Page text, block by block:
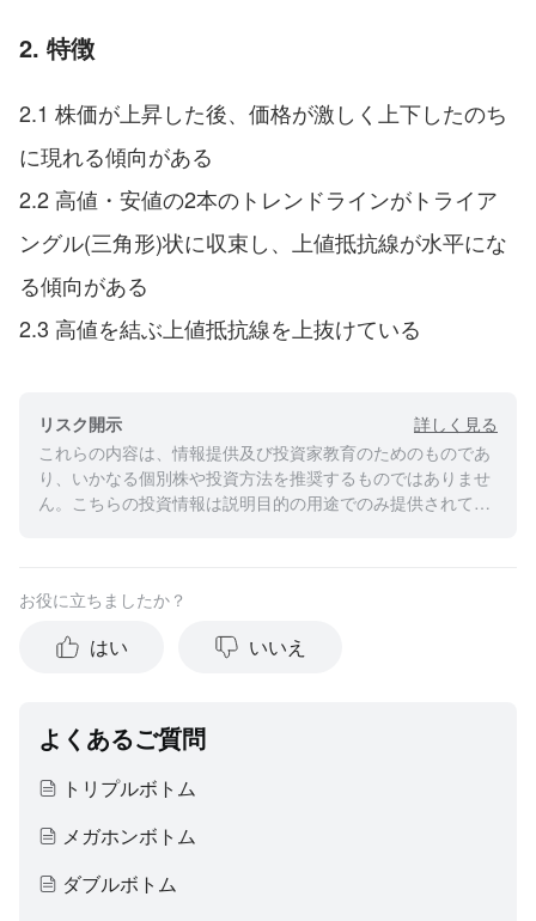
2. 特徴
2.1 株価が上昇した後、価格が激しく上下したのち
に現れる傾向がある
2.2 高値・安値の2本のトレンドラインがトライア
ングル(三角形)状に収束し、上値抵抗線が水平にな
る傾向がある
2.3 高値を結ぶ上値抵抗線を上抜けている
リスク開示
詳しく見る
これらの内容は、情報提供及び投資家教育のためのものであ
り、いかなる個別株や投資方法を推奨するものではありませ
ん。こちらの投資情報は説明目的の用途でのみ提供されてお
バイスではありません。投資家の皆様が投資判断を下される
願いいたします。過去の投資実績は、将来の成功を保証する
真実性、完全性、正確性、いかなる特定の目的への適時性に
ついて、何の表明や保証もいたしません。
お役に立ちましたか？
はい いいえ
よくあるご質問
トリプルボトム
メガホンボトム
ダブルボトム